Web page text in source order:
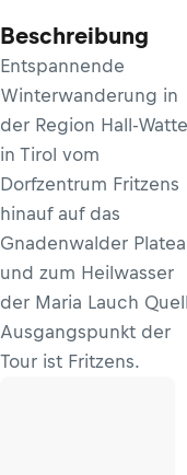
Beschreibung
Entspannende
Winterwanderung in
der Region Hall-
in Tirol vom
Dorfzentrum Fritzens
hinauf auf das
Gnadenwalder
und zum Heilwasser
der Maria Lauch
Ausgangspunkt der
Tour ist Fritzens.